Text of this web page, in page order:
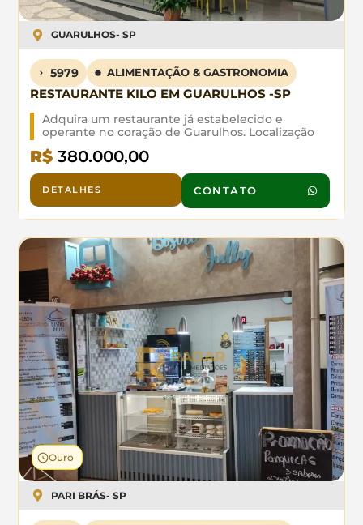
GUARULHOS- SP
5979 ALIMENTAÇÃO & GASTRONOMIA
RESTAURANTE KILO EM GUARULHOS -SP
Adquira um restaurante já estabelecido e
operante no coração de Guarulhos. Localização
privilegiada com alto fluxo de público, ideal para
quem busca um negócio com retorno rápido.
Infraestrutura completa, equipe treinada e
carteira de clientes fiel. Potencial comprovado e
margens atrativas. Perfeito para investidor que
deseja entrar no mercado gastronômico sem
começar do zero. Agende uma visita e analise os
números.
R$ 380.000,00
DETALHES CONTATO
Ouro
PARI BRÁS- SP